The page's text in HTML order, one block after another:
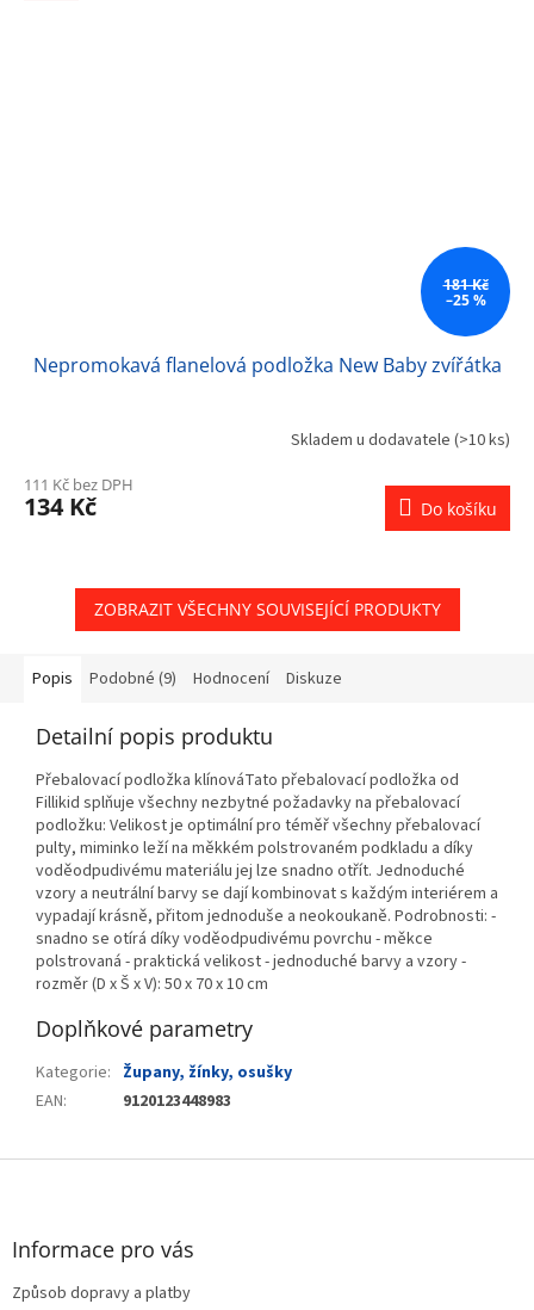
181 Kč
–25 %
Nepromokavá flanelová podložka New Baby zvířátka
Skladem u dodavatele (>10 ks)
111 Kč bez DPH
134 Kč Do košíku
ZOBRAZIT VŠECHNY SOUVISEJÍCÍ PRODUKTY
Popis Podobné (9) Hodnocení Diskuze
Detailní popis produktu
Přebalovací podložka klínováTato přebalovací podložka od
Fillikid splňuje všechny nezbytné požadavky na přebalovací
podložku: Velikost je optimální pro téměř všechny přebalovací
pulty, miminko leží na měkkém polstrovaném podkladu a díky
voděodpudivému materiálu jej lze snadno otřít. Jednoduché
vzory a neutrální barvy se dají kombinovat s každým interiérem a
vypadají krásně, přitom jednoduše a neokoukaně. Podrobnosti: -
snadno se otírá díky voděodpudivému povrchu - měkce
polstrovaná - praktická velikost - jednoduché barvy a vzory -
rozměr (D x Š x V): 50 x 70 x 10 cm
Doplňkové parametry
Kategorie: Župany, žínky, osušky
EAN: 9120123448983
Z
Informace pro vás
Způsob dopravy a platby